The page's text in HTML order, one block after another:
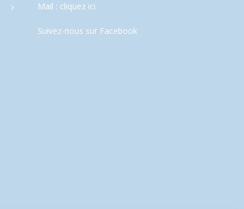
Mail : cliquez ici
Suivez-nous sur Facebook